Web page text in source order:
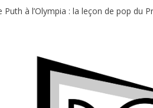
Puth à l’Olympia : la leçon de pop du
édition du Midgard Festival : entre